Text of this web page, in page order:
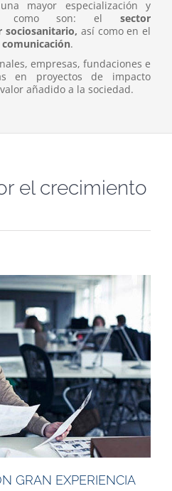
mayor especialización y
como son: el sector
sociosanitario, así como en el
comunicación.
empresas, fundaciones e
en proyectos de impacto
añadido a la sociedad.
el crecimiento
GRAN EXPERIENCIA